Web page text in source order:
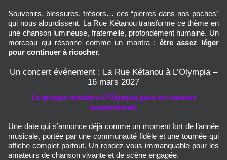
Souvenirs, blessures, trésors… ces “pierres dans nos poches”
qui nous alourdissent. La Rue Kétanou transforme ce thème en
une chanson lumineuse, fraternelle, profondément humaine. Un
morceau qui résonne comme un mantra : être assez léger
pour continuer à ricocher.
Un concert événement : La Rue Kétanou à L’Olympia –
16 mars 2027
Le groupe investira L’Olympiapour un concert
exceptionnel.
Une date qui s’annonce déjà comme un moment fort de l’année
musicale, portée par une communauté fidèle et une tournée qui
affiche complet partout. Un rendez-vous immanquable pour les
amateurs de chanson vivante et de scène engagée.